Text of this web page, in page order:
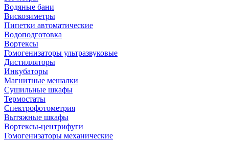
Водяные бани
Вискозиметры
Пипетки автоматические
Водоподготовка
Вортексы
Гомогенизаторы ультразвуковые
Дистилляторы
Инкубаторы
Магнитные мешалки
Сушильные шкафы
Термостаты
Спектрофотометрия
Вытяжные шкафы
Вортексы-центрифуги
Гомогенизаторы механические